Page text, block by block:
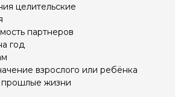
целительские
партнеров
год
взрослого или ребёнка
прошлые жизни